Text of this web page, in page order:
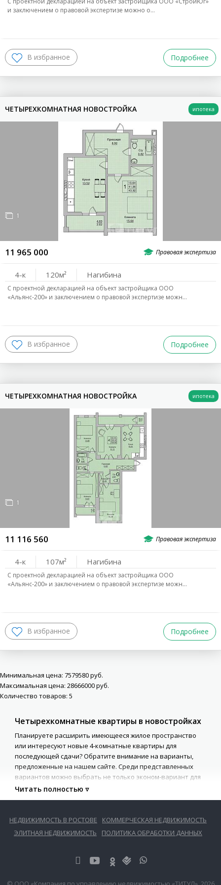
и заключением о правовой экспертизе можно о…
Подробнее
ЧЕТЫРЕХКОМНАТНАЯ НОВОСТРОЙКА
11 965 000
1
4-к 120 Нагибина
С проектной декларацией на объект застройщика ООО
«Альянс-200» и заключением о правовой экспертизе можн…
Подробнее
ЧЕТЫРЕХКОМНАТНАЯ НОВОСТРОЙКА
11 116 560
1
4-к 107 Нагибина
С проектной декларацией на объект застройщика ООО
«Альянс-200» и заключением о правовой экспертизе можн…
Подробнее
Минимальная цена: 7579580руб.
Максимальная цена: 28666000руб.
Количество товаров: 5
Четырехкомнатные квартиры в новостройках
Планируете расширить имеющееся жилое пространство
или интересуют новые 4-комнатные квартиры для
последующей сдачи? Обратите внимание на варианты,
предложенные на нашем сайте. Среди представленных
вариантов можно выбрать не только эконом-вариант для
совместного проживания нескольких семей, но и
Как выбрать достойное жильё?
Чтобы проще определиться с выбором и в минимальные
важные параметры, например, это может быть:
НЕДВИЖИМОСТЬ В РОСТОВЕ
КОММЕРЧЕСКАЯ НЕДВИЖИМОСТЬ
ЭЛИТНАЯ НЕДВИЖИМОСТЬ
ПОЛИТИКА ОБРАБОТКИ ДАННЫХ